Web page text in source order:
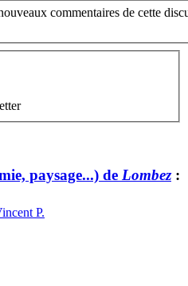
commentaires de cette
paysage...) de Lombez:
P.